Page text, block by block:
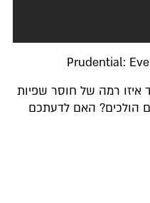
Prudential:
איזו רמה של חוסר שפיות
הולכים? האם לדעתכם